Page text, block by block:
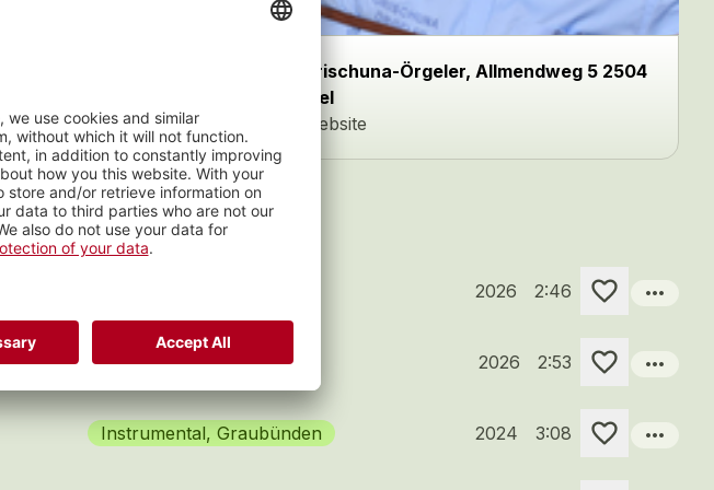
Grischuna-Örgeler, Allmendweg 5 2504
Biel
Website
2026 2:46 more_horiz
Chor, Andere 2026 2:53 more_horiz
Instrumental, Graubünden 2024 3:08 more_horiz